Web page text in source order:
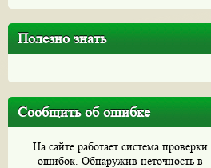
Полезно знать
Сообщить об ошибке
На сайте работает система проверки
ошибок. Обнаружив неточность в